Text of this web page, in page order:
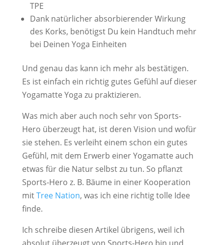
TPE
Dank natürlicher absorbierender Wirkung
des Korks, benötigst Du kein Handtuch mehr
bei Deinen Yoga Einheiten
Und genau das kann ich mehr als bestätigen.
Es ist einfach ein richtig gutes Gefühl auf dieser
Yogamatte Yoga zu praktizieren.
Was mich aber auch noch sehr von Sports-
Hero überzeugt hat, ist deren Vision und wofür
sie stehen. Es verleiht einem schon ein gutes
Gefühl, mit dem Erwerb einer Yogamatte auch
etwas für die Natur selbst zu tun. So pflanzt
Sports-Hero z. B. Bäume in einer Kooperation
mitTree Nation, was ich eine richtig tolle Idee
finde.
Ich schreibe diesen Artikel übrigens, weil ich